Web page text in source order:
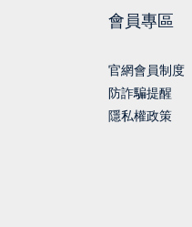
會員專區
官網會員制度
防詐騙提醒
隱私權政策